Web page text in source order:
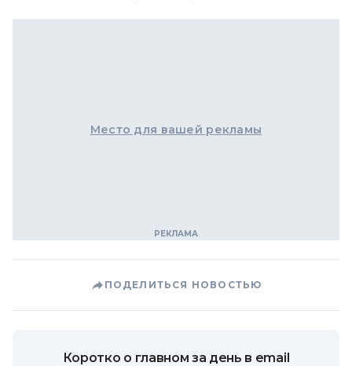
Место для вашей рекламы
ПОДЕЛИТЬСЯ НОВОСТЬЮ
Коротко о главном за день в email